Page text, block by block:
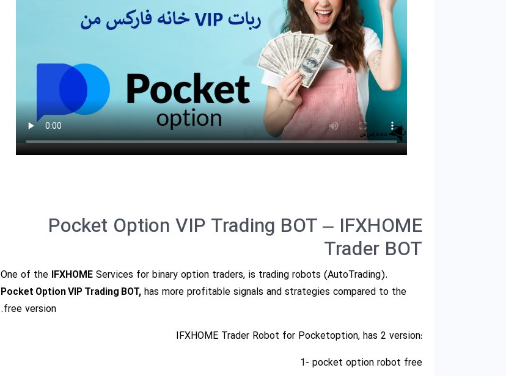
Pocket Option VIP Trading BOT – IFXHOME
Trader BOT
One of the IFXHOME Services for binary option traders, is trading robots (AutoTrading).
Pocket Option VIP Trading BOT, has more profitable signals and strategies compared to the
free version.
IFXHOME Trader Robot for Pocketoption, has 2 version:
1- pocket option robot free